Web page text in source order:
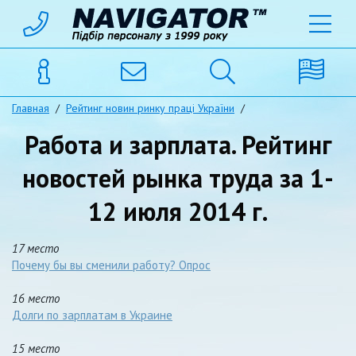
Главная / Рейтинг новин ринку праці України /
Работа и зарплата. Рейтинг
новостей рынка труда за 1-
12 июля 2014 г.
17 место
Почему бы вы сменили работу? Опрос
16 место
Долги по зарплатам в Украине
15 место